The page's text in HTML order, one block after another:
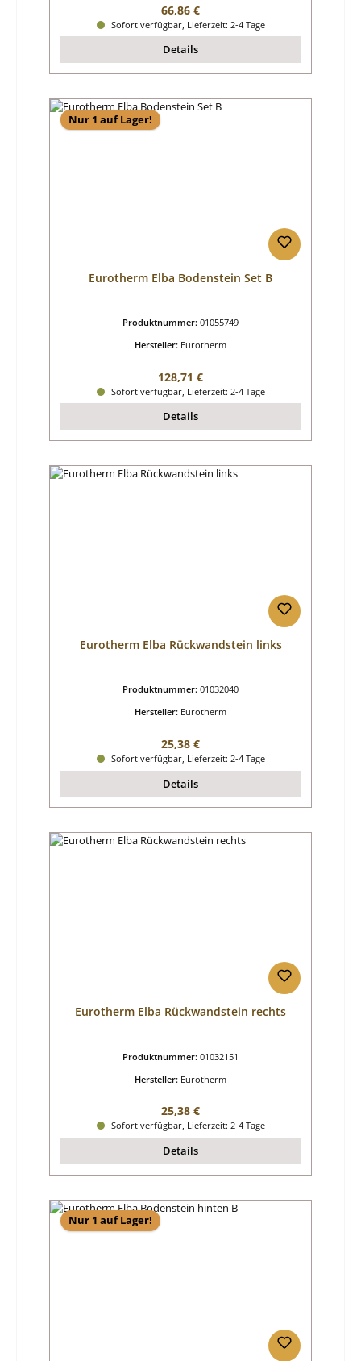
Regulärer Preis:
66,86 €
Sofort verfügbar, Lieferzeit: 2-4 Tage
Details
Nur 1 auf Lager!
Eurotherm Elba Bodenstein Set B
Produktnummer: 01055749
Hersteller: Eurotherm
Regulärer Preis:
128,71 €
Sofort verfügbar, Lieferzeit: 2-4 Tage
Details
Eurotherm Elba Rückwandstein links
Produktnummer: 01032040
Hersteller: Eurotherm
Regulärer Preis:
25,38 €
Sofort verfügbar, Lieferzeit: 2-4 Tage
Details
Eurotherm Elba Rückwandstein rechts
Produktnummer: 01032151
Hersteller: Eurotherm
Regulärer Preis:
25,38 €
Sofort verfügbar, Lieferzeit: 2-4 Tage
Details
Nur 1 auf Lager!